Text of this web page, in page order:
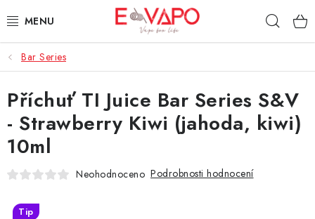
na
3D TISK
TIPY ZA DOBROU CENU
AROMATA A PŘÍCHUTĚ
BÁZE
E-LIQUIDY
Bar Series
Příchuť TI Juice Bar Series S&V
- Strawberry Kiwi (jahoda, kiwi)
10ml
Neohodnoceno Podrobnosti hodnocení
Tip